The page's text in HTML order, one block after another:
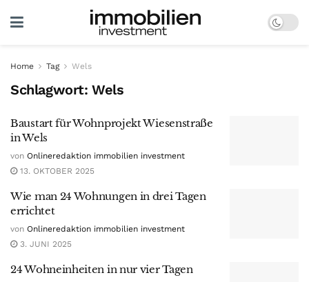
Home Tag Wels
Schlagwort:Wels
Baustart für Wohnprojekt Wiesenstraße
in Wels
von Onlineredaktion immobilien investment
13. OKTOBER 2025
Wie man 24 Wohnungen in drei Tagen
errichtet
von Onlineredaktion immobilien investment
3. JUNI 2025
24 Wohneinheiten in nur vier Tagen